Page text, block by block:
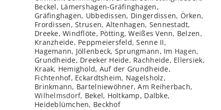
Beckel, Lämershagen-Gräfinghagen,
Gräfinghagen, Ubbedissen, Dingerdissen, Örken,
Frordissen, Strusen, Altenhagen, Sennestadt,
Dreeke, Windflöte, Pötting, Weißes Venn, Belzen,
Kranzheide, Peppmeiersfeld, Senne II,
Hagemann, Jöllenbeck, Sprungmann, Im Hagen,
Grundheide, Dreeker Heide, Rachheide, Ellersiek,
Kraak, Hemighold, Auf der Grundheide,
Fichtenhof, Eckardtsheim, Nagelsholz,
Brinkmann, Bartelniewöhner, Am Reiherbach,
Wilhelmsdorf, Bekel, Holtkamp, Dalbke,
Heideblümchen, Beckhof